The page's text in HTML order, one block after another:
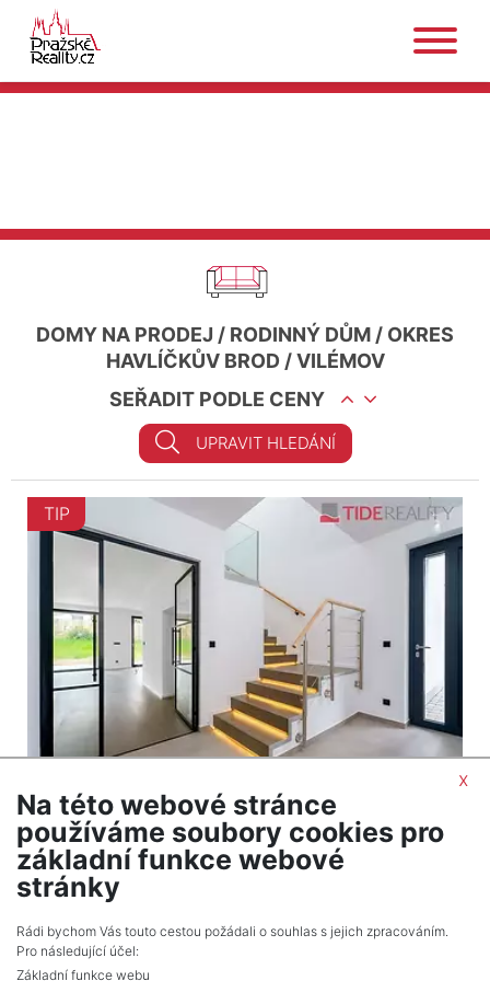
DOMY NA PRODEJ / RODINNÝ DŮM / OKRES
HAVLÍČKŮV BROD/VILÉMOV
SEŘADIT PODLE CENY
UPRAVIT HLEDÁNÍ
TIP
Dům na prodej / rodinný dům / 170 m
Praha
21 800 000 Kč (za nemovitost) Cena včetně
provize
x
Na této webové stránce
používáme soubory cookies pro
základní funkce webové
stránky
Rádi bychom Vás touto cestou požádali o souhlas s jejich zpracováním.
Pro následující účel:
Základní funkce webu